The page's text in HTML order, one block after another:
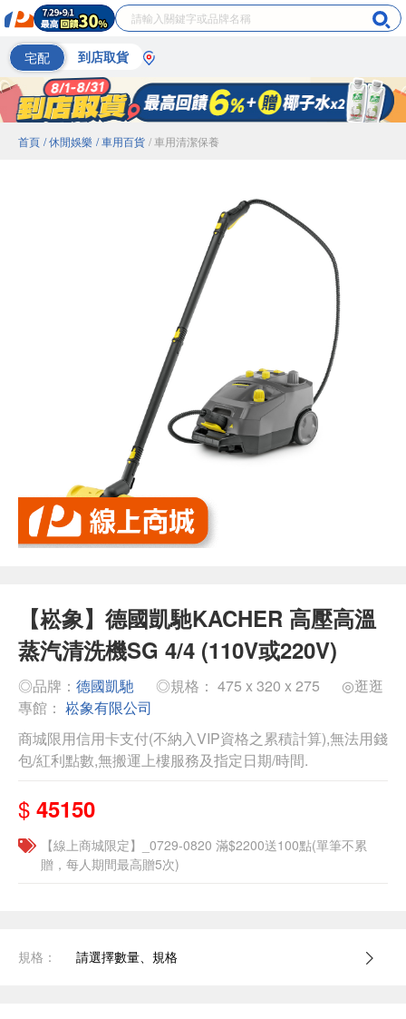
宅配 到店取貨
首頁 / 休閒娛樂 / 車用百貨 / 車用清潔保養
【崧象】德國凱馳KACHER 高壓高溫
蒸汽清洗機SG 4/4 (110V或220V)
◎品牌： 德國凱馳 ◎規格： 475 x 320 x 275
◎逛逛
專館： 崧象有限公司
商城限用信用卡支付(不納入VIP資格之累積計算),無法用錢
包/紅利點數,無搬運上樓服務及指定日期/時間.
$ 45150
【線上商城限定】_0729-0820 滿$2200送100點(單筆不累
贈，每人期間最高贈5次)
規格： 請選擇數量、規格